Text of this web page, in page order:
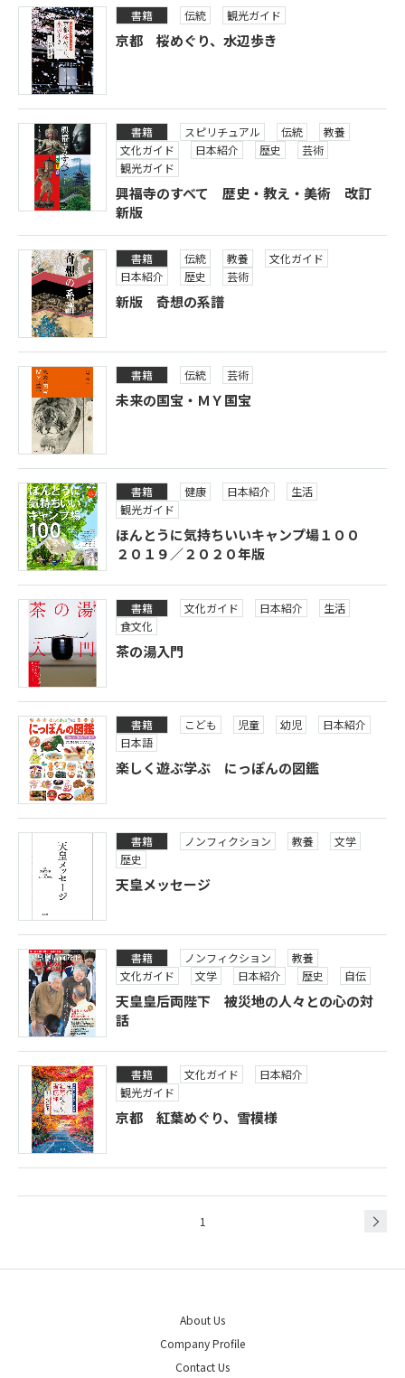
書籍 伝統 観光ガイド
京都 桜めぐり、水辺歩き
書籍 スピリチュアル 伝統
教養
文化ガイド
日本紹介 歴史
芸術
観光ガイド
興福寺のすべて 歴史・教え・美術 改訂
新版
書籍 伝統 教養
文化ガイド
日本紹介
歴史 芸術
新版 奇想の系譜
書籍 伝統 芸術
未来の国宝・ＭＹ国宝
書籍 健康 日本紹介
生活
観光ガイド
ほんとうに気持ちいいキャンプ場１００
２０１９／２０２０年版
書籍 文化ガイド 日本紹介
生活
食文化
茶の湯入門
書籍 こども 児童 幼児
日本紹介
日本語
楽しく遊ぶ学ぶ にっぽんの図鑑
書籍 ノンフィクション 教養
文学
歴史
天皇メッセージ
書籍 ノンフィクション
教養
文化ガイド
文学 日本紹介 歴史 自伝
天皇皇后両陛下 被災地の人々との心の対
話
書籍 文化ガイド
日本紹介
観光ガイド
京都 紅葉めぐり、雪模様
1
About Us
Company Profile
Contact Us